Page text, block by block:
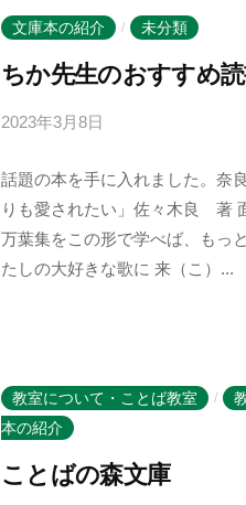
o
o
s
e
文庫本の紹介 / 未分類
ちか先生のおすすめ
2023年3月8日
k
o
t
o
o
r
話題の本を手に入れました。奈
りも愛されたい」佐々木良 著
万葉集をこの形で学べば、もっ
たしの大好きな歌に 来（こ）...
教室について・ことば教室 /
本の紹介
ことばの森文庫